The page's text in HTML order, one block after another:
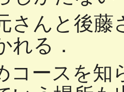
さんと後
れる．
コースを知